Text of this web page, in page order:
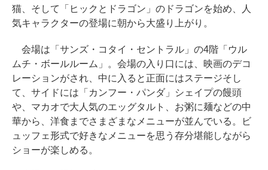
猫、そして「ヒックとドラゴン」のドラゴンを始め、人
気キャラクターの登場に朝から大盛り上がり。
会場は「サンズ・コタイ・セントラル」の4階「ウル
ムチ・ボールルーム」。会場の入り口には、映画のデコ
レーションがされ、中に入ると正面にはステージそし
て、サイドには「カンフー・パンダ」シェイプの饅頭
や、マカオで大人気のエッグタルト、お粥に麺などの中
華から、洋食までさまざまなメニューが並んでいる。ビ
ュッフェ形式で好きなメニューを思う存分堪能しながら
ショーが楽しめる。